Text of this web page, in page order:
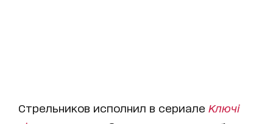
Стрельников исполнил в сериале Ключі